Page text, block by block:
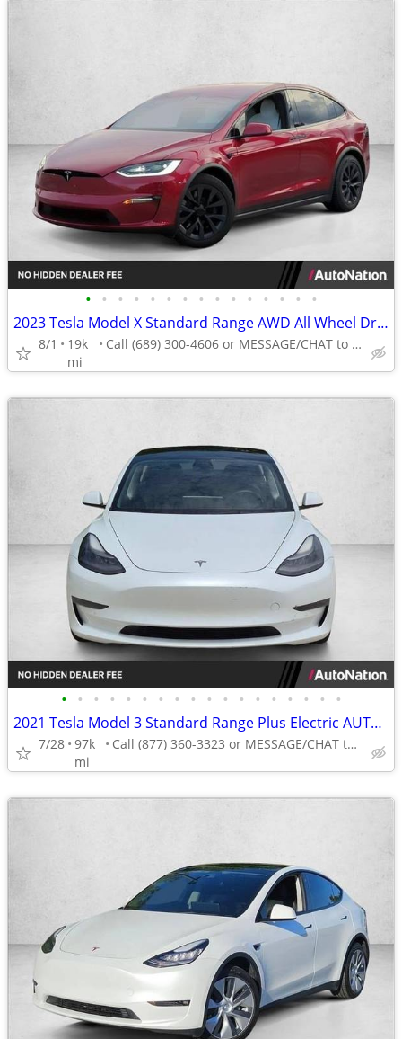
• • • • • • • • • • • • • • •
2023 Tesla Model X Standard Range AWD All Wheel Drive SUV Electric AUTONATION
8/1
19k
mi
Call (689) 300-4606 or MESSAGE/CHAT to confirm availability
• • • • • • • • • • • • • • • • • •
2021 Tesla Model 3 Standard Range Plus Electric AUTONATION
7/28 97k
mi
Call (877) 360-3323 or MESSAGE/CHAT to confirm availability